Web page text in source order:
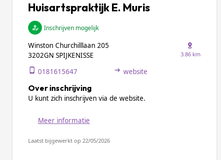
Huisartspraktijk E. Muris
Inschrijven mogelijk
Winston Churchilllaan 205
3202GN SPIJKENISSE
3.86 km
0181615647 website
Over inschrijving
U kunt zich inschrijven via de website.
Meer informatie
Laatst bijgewerkt op 22/05/2026